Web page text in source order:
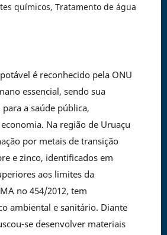
químicos, Tratamento de água
é reconhecido pela ONU
essencial, sendo sua
a saúde pública,
Na região de Uruaçu
por metais de transição
e zinco, identificados em
aos limites da
no 454/2012, tem
ambiental e sanitário. Diante
se desenvolver materiais